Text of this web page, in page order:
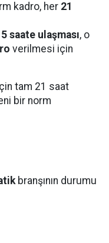
kadro, her 21
saate ulaşması, o
verilmesi için
tam 21 saat
bir norm
branşının durumu